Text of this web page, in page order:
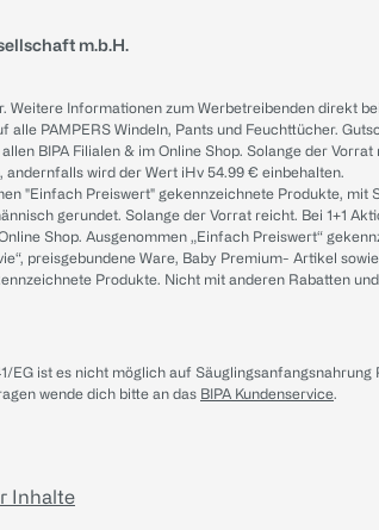
m.b.H.
Weitere Informationen zum Werbetreibenden direkt
alle PAMPERS Windeln, Pants und Feuchttücher.
BIPA Filialen & im Online Shop. Solange der
wird der Wert iHv 54.99 € einbehalten.
"Einfach Preiswert" gekennzeichnete Produkte,
gerundet. Solange der Vorrat reicht. Bei 1+1
Shop. Ausgenommen „Einfach Preiswert“
preisgebundene Ware, Baby Premium- Artikel
Produkte. Nicht mit anderen Rabatten
EG ist es nicht möglich auf
wende dich bitte an das BIPA Kundenservice.
Inhalte